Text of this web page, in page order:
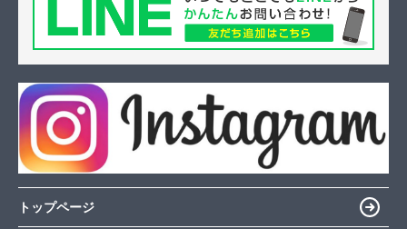
トップページ